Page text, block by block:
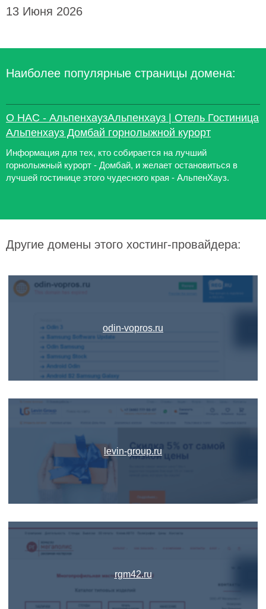
13 Июня 2026
Наиболее популярные страницы домена:
О НАС - АльпенхаузАльпенхауз | Отель Гостиница
Альпенхауз Домбай горнолыжной курорт
Информация для тех, кто собирается на лучший
горнолыжный курорт - Домбай, и желает остановиться в
лучшей гостинице этого чудесного края - АльпенХауз.
Другие домены этого хостинг-провайдера:
odin-vopros.ru
levin-group.ru
rgm42.ru